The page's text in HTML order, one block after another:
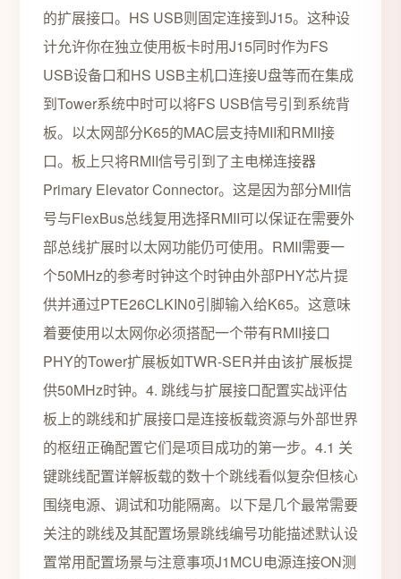
的扩展接口。HS USB则固定连接到J15。这种设
计允许你在独立使用板卡时用J15同时作为FS
USB设备口和HS USB主机口连接U盘等而在集成
到Tower系统中时可以将FS USB信号引到系统背
板。以太网部分K65的MAC层支持MII和RMII接
口。板上只将RMII信号引到了主电梯连接器
Primary Elevator Connector。这是因为部分MII信
号与FlexBus总线复用选择RMII可以保证在需要外
部总线扩展时以太网功能仍可使用。RMII需要一
个50MHz的参考时钟这个时钟由外部PHY芯片提
供并通过PTE26CLKIN0引脚输入给K65。这意味
着要使用以太网你必须搭配一个带有RMII接口
PHY的Tower扩展板如TWR-SER并由该扩展板提
供50MHz时钟。4. 跳线与扩展接口配置实战评估
板上的跳线和扩展接口是连接板载资源与外部世界
的枢纽正确配置它们是项目成功的第一步。4.1 关
键跳线配置详解板载的数十个跳线看似复杂但核心
围绕电源、调试和功能隔离。以下是几个最常需要
关注的跳线及其配置场景跳线编号功能描述默认设
置常用配置场景与注意事项J1MCU电源连接ON测